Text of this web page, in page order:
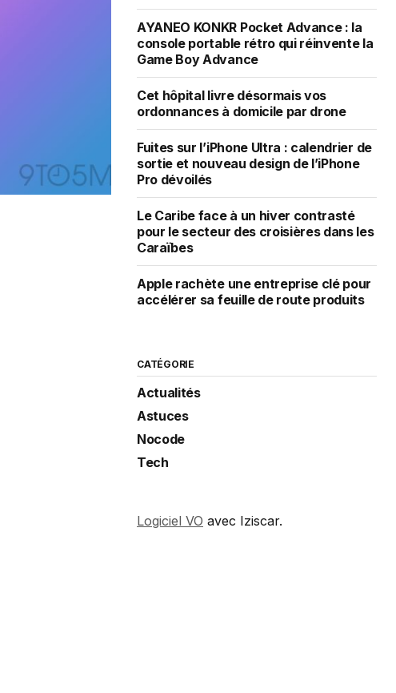
AYANEO KONKR Pocket Advance : la
console portable rétro qui réinvente la
Game Boy Advance
Cet hôpital livre désormais vos
ordonnances à domicile par drone
Fuites sur l’iPhone Ultra : calendrier de
sortie et nouveau design de l’iPhone
Pro dévoilés
Le Caribe face à un hiver contrasté
pour le secteur des croisières dans les
Caraïbes
Apple rachète une entreprise clé pour
accélérer sa feuille de route produits
CATÉGORIE
Actualités
Astuces
Nocode
Tech
Logiciel VO avec Iziscar.